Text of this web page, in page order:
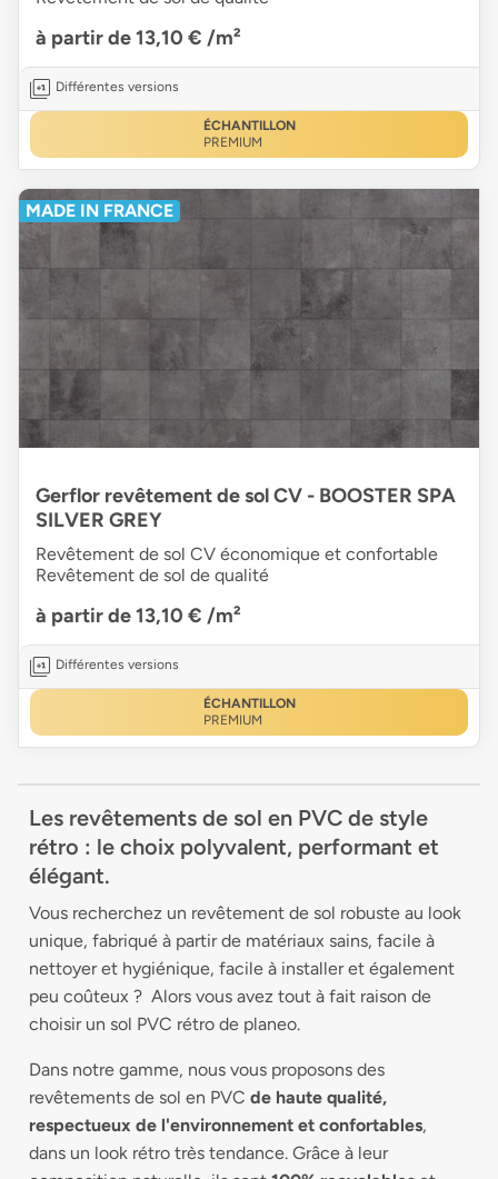
à partir de 13,10 € /m²
Différentes versions
ÉCHANTILLON
PREMIUM
MADE IN FRANCE
Gerflor revêtement de sol CV - BOOSTER SPA
SILVER GREY
Revêtement de sol CV économique et confortable
Revêtement de sol de qualité
à partir de 13,10 € /m²
Différentes versions
ÉCHANTILLON
PREMIUM
Les revêtements de sol en PVC de style
rétro : le choix polyvalent, performant et
élégant.
Vous recherchez un revêtement de sol robuste au look
unique, fabriqué à partir de matériaux sains, facile à
nettoyer et hygiénique, facile à installer et également
peu coûteux ? Alors vous avez tout à fait raison de
choisir un sol PVC rétro de planeo.
Dans notre gamme, nous vous proposons des
revêtements de sol en PVC de haute qualité,
respectueux de l'environnement et confortables,
dans un look rétro très tendance. Grâce à leur